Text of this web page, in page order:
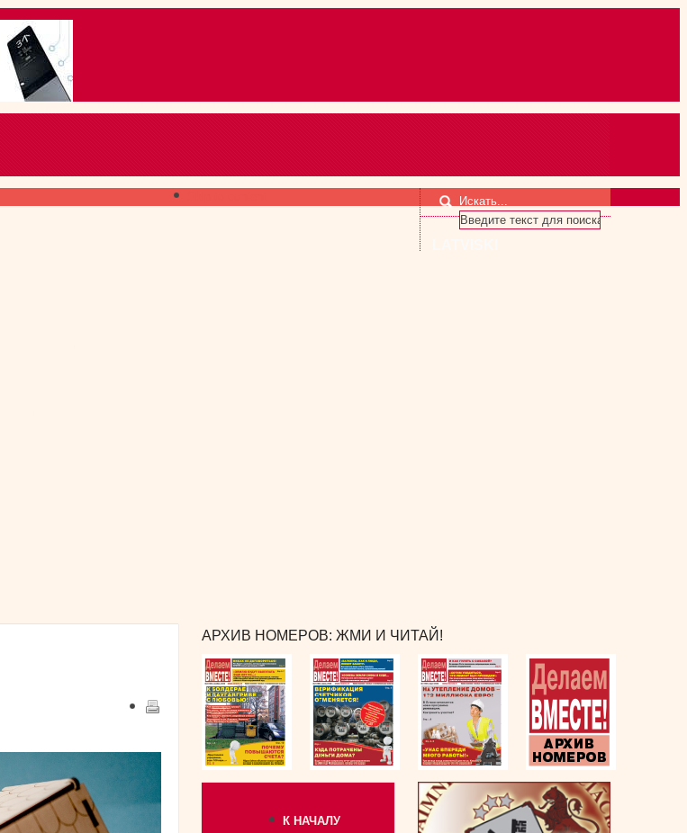
Искать...
АРХИВ НОМЕРОВ: ЖМИ И ЧИТАЙ!
К НАЧАЛУ